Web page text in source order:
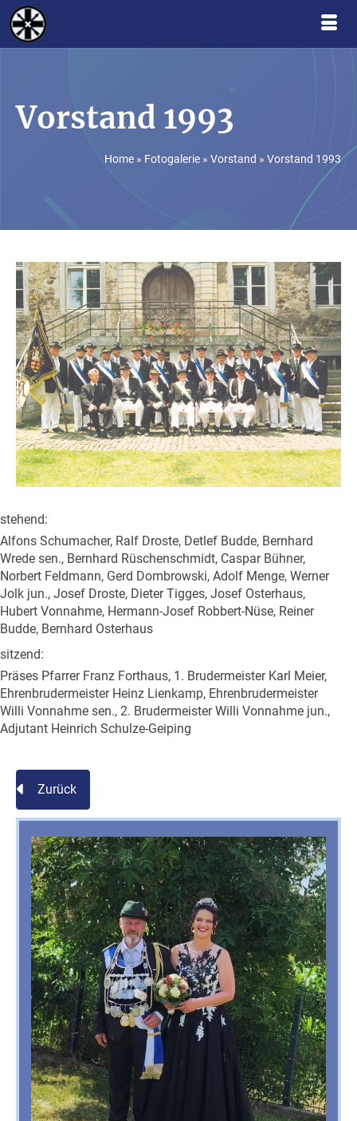
Vorstand 1993
Home » Fotogalerie » Vorstand » Vorstand 1993
stehend:
Alfons Schumacher, Ralf Droste, Detlef Budde, Bernhard
Wrede sen., Bernhard Rüschenschmidt, Caspar Bühner,
Norbert Feldmann, Gerd Dombrowski, Adolf Menge, Werner
Jolk jun., Josef Droste, Dieter Tigges, Josef Osterhaus,
Hubert Vonnahme, Hermann-Josef Robbert-Nüse, Reiner
Budde, Bernhard Osterhaus
sitzend:
Präses Pfarrer Franz Forthaus, 1. Brudermeister Karl Meier,
Ehrenbrudermeister Heinz Lienkamp, Ehrenbrudermeister
Willi Vonnahme sen., 2. Brudermeister Willi Vonnahme jun.,
Adjutant Heinrich Schulze-Geiping
Zurück